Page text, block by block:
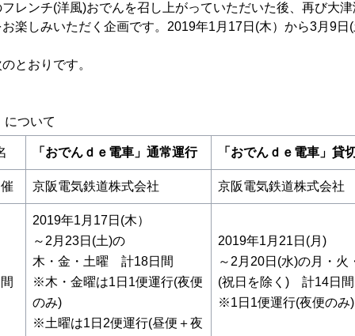
レンチ(洋風)おでんを召し上がっていただいた後、再び大
楽しみいただく企画です。2019年1月17日(木）から3月9日
とおりです。
について
「おでんｄｅ電車」通常運行 「おでんｄｅ電車」貸
京阪電気鉄道株式会社 京阪電気鉄道株式会社
2019年1月17日(木）
～2月23日(土)の
木・金・土曜 計18日間
※木・金曜は1日1便運行(夜便
のみ)
※土曜は1日2便運行(昼便＋夜
2019年1月21日(月)
～2月20日(水)の月・火
(祝日を除く) 計14日間
※1日1便運行(夜便のみ)